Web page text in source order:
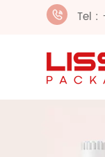
Tel :